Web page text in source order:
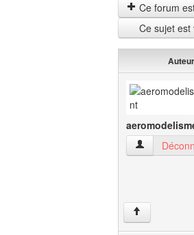
Ce forum
Ce sujet
Auteur
↑